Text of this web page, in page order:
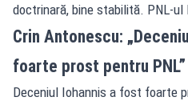
doctrinară, bine stabilită. PNL-
Crin Antonescu:
foarte prost pentru PNL”
Deceniul Iohannis a fost foarte